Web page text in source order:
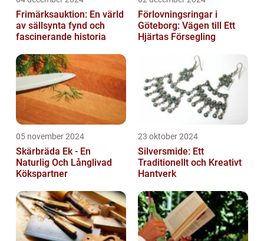
Frimärksauktion: En värld
av sällsynta fynd och
fascinerande historia
Förlovningsringar i
Göteborg: Vägen till Ett
Hjärtas Försegling
05 november 2024
Skärbräda Ek - En
Naturlig Och Långlivad
Kökspartner
23 oktober 2024
Silversmide: Ett
Traditionellt och Kreativt
Hantverk